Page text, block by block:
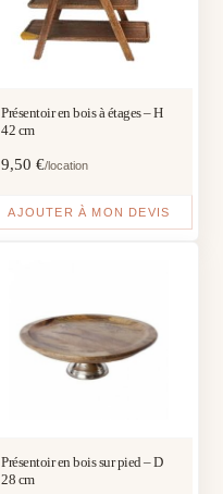
Présentoir en bois à étages – H
42 cm
9,50 €/location
AJOUTER À MON DEVIS
Présentoir en bois sur pied – D
28 cm